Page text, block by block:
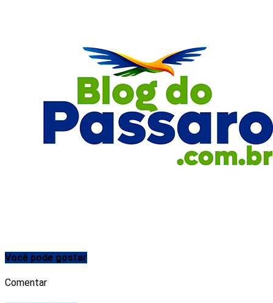
Você pode gostar
Comentar